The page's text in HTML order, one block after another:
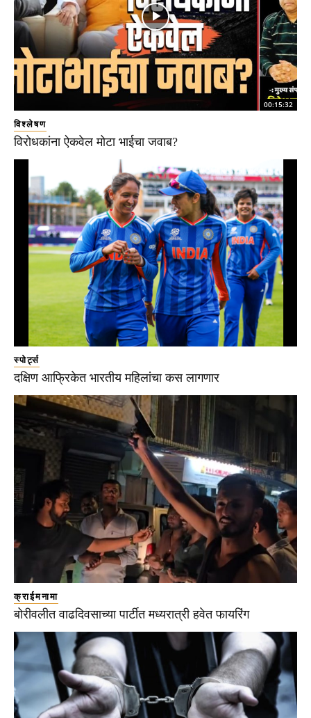
00:15:32
विश्लेषण
विरोधकांना ऐकवेल मोटा भाईचा जवाब?
स्पोर्ट्स
दक्षिण आफ्रिकेत भारतीय महिलांचा कस लागणार
क्राईमनामा
बोरीवलीत वाढदिवसाच्या पार्टीत मध्यरात्री हवेत फायरिंग